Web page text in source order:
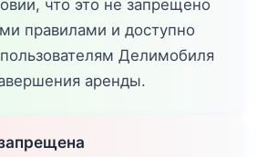
что это не запрещено
правилами и доступно
Делимобиля
аренды.